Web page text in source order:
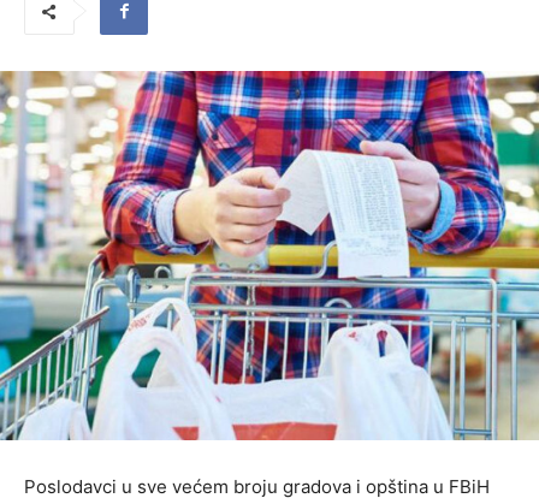
Poslodavci u sve većem broju gradova i opština u FBiH